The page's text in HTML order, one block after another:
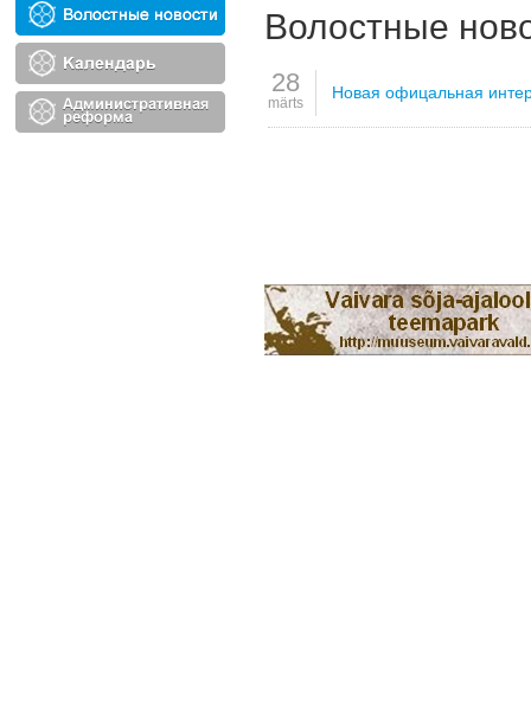
Волостные
28
märts
Новая офицальная